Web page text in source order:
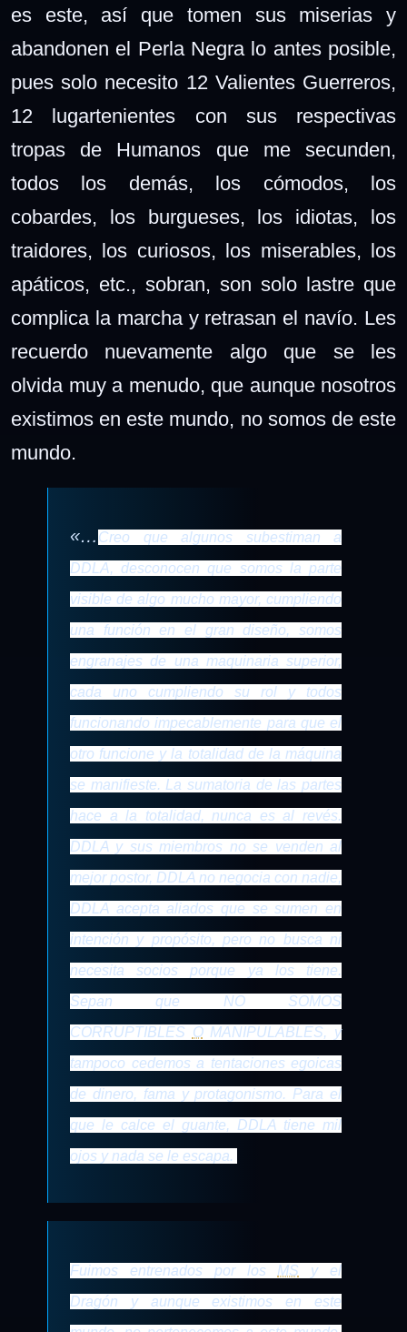
es este, así que tomen sus miserias y
abandonen el Perla Negra lo antes posible,
pues solo necesito 12 Valientes Guerreros,
12 lugartenientes con sus respectivas
tropas de Humanos que me secunden,
todos los demás, los cómodos, los
cobardes, los burgueses, los idiotas, los
traidores, los curiosos, los miserables, los
apáticos, etc., sobran, son solo lastre que
complica la marcha y retrasan el navío. Les
recuerdo nuevamente algo que se les
olvida muy a menudo, que aunque nosotros
existimos en este mundo, no somos de este
mundo.
«… Creo que algunos subestiman a
DDLA, desconocen que somos la parte
visible de algo mucho mayor, cumpliendo
una función en el gran diseño, somos
engranajes de una maquinaria superior,
cada uno cumpliendo su rol y todos
funcionando impecablemente para que el
otro funcione y la totalidad de la máquina
se manifieste. La sumatoria de las partes
hace a la totalidad, nunca es al revés.
DDLA y sus miembros no se venden al
mejor postor, DDLA no negocia con nadie,
DDLA acepta aliados que se sumen en
intención y propósito, pero no busca ni
necesita socios porque ya los tiene.
Sepan que NO SOMOS
CORRUPTIBLES OMANIPULABLES, y
tampoco cedemos a tentaciones egoicas
de dinero, fama y protagonismo. Para el
que le calce el guante, DDLA tiene mil
ojos y nada se le escapa.
Fuimos entrenados por los MS y el
Dragón y aunque existimos en este